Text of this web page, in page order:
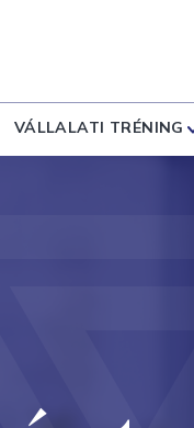
VÁLLALATI TRÉNING